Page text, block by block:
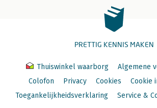
PRETTIG KENNIS MAKEN
Thuiswinkel waarborg
Algemene
Colofon
Privacy Cookies
Cookie
Toegankelijkheidsverklaring
Service &